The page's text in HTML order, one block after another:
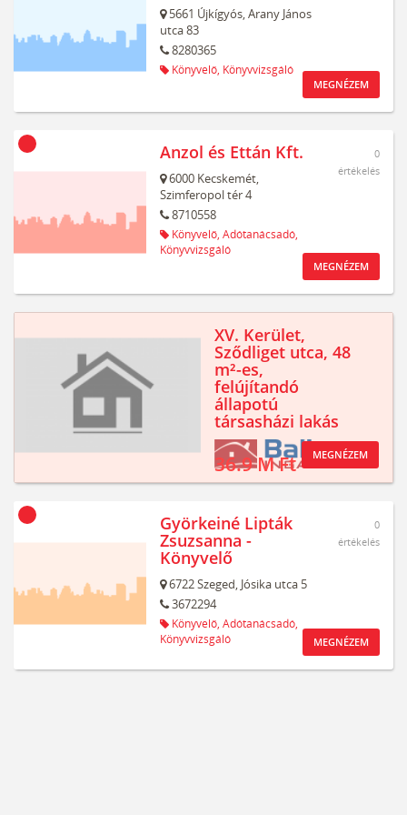
5661 Újkígyós,Arany János
utca 83
8280365
Könyvelő, Könyvvizsgáló
MEGNÉZEM
Anzol és Ettán Kft.
6000 Kecskemét,
Szimferopol tér 4
8710558
Könyvelő, Adótanácsadó,
Könyvvizsgáló
0
értékelés
MEGNÉZEM
XV. Kerület,
Sződliget utca, 48
m²-es,
felújítandó
állapotú
társasházi lakás
36.9 M Ft MEGNÉZEM
Györkeiné Lipták
Zsuzsanna -
Könyvelő
6722Szeged, Jósika utca 5
3672294
Könyvelő, Adótanácsadó,
Könyvvizsgáló
0
értékelés
MEGNÉZEM